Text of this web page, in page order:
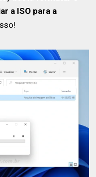
a ISO para a